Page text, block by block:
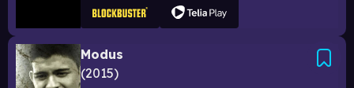
Modus
2015